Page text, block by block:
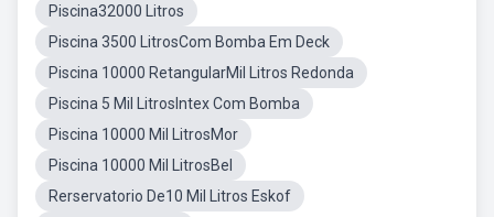
Piscina32000 Litros
Piscina 3500 LitrosCom Bomba Em Deck
Piscina 10000 RetangularMil Litros Redonda
Piscina 5 Mil LitrosIntex Com Bomba
Piscina 10000 Mil LitrosMor
Piscina 10000 Mil LitrosBel
Rerservatorio De10 Mil Litros Eskof